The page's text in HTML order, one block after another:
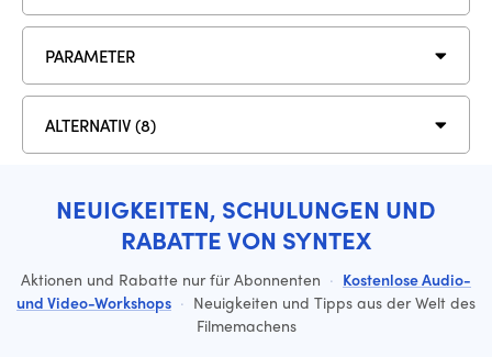
PARAMETER
ALTERNATIV (8)
NEUIGKEITEN, SCHULUNGEN UND
RABATTE VON SYNTEX
Aktionen und Rabatte nur für Abonnenten · Kostenlose Audio-
und Video-Workshops · Neuigkeiten und Tipps aus der Welt des
Filmemachens